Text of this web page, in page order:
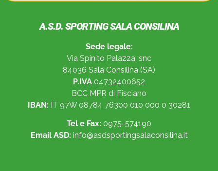
A.S.D. SPORTING SALA CONSILINA
Sede legale:
Via Spinito Palazza, snc
84036 Sala Consilina (SA)
P.IVA 04732400652
BCC MPR di Fisciano
IBAN: IT 97W 08784 76300 010 000 0 30281
Tel e Fax: 0975-574190
Email ASD: info@asdsportingsalaconsilina.it